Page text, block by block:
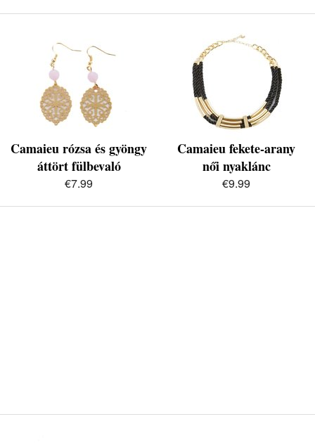
Camaieu rózsa és gyöngy
áttört fülbevaló
€7.99
Camaieu fekete-arany
női nyaklánc
€9.99